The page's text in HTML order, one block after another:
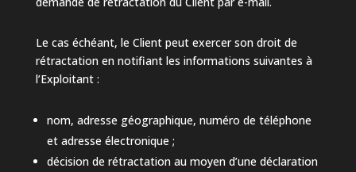
Le cas échéant, le Client peut exercer son droit de
rétractation en notifiant les informations suivantes à
l’Exploitant :
nom, adresse géographique, numéro de téléphone
et adresse électronique ;
décision de rétractation au moyen d’une déclaration